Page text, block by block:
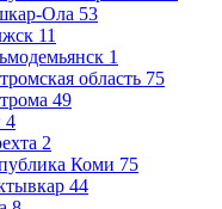
Ола 53
11
1
область 75
49
4
2
Коми 75
44